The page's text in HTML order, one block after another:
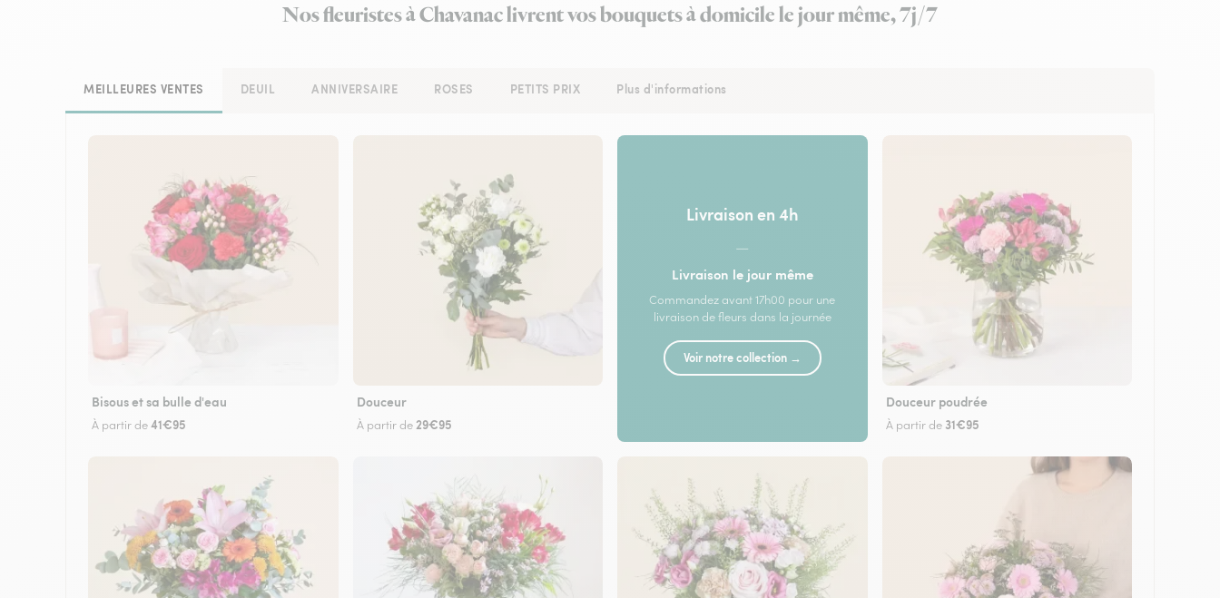
Nos fleuristes à Chavanac livrent vos bouquets à domicile le jour même, 7j/7
MEILLEURES VENTES DEUIL ANNIVERSAIRE ROSES PETITS PRIX Plus d'informations
Bisous et sa bulle d'eau
À partir de41€95
Douceur
À partir de 29€95
Livraison en 4h
—
Livraison le jour même
Commandez avant 17h00 pour une
livraison de fleurs dans la journée
Voir notre collection →
Douceur poudrée
À partir de 31€95